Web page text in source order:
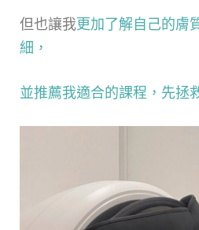
但也讓我更加了解自己的膚
細，
並推薦我適合的課程，先拯